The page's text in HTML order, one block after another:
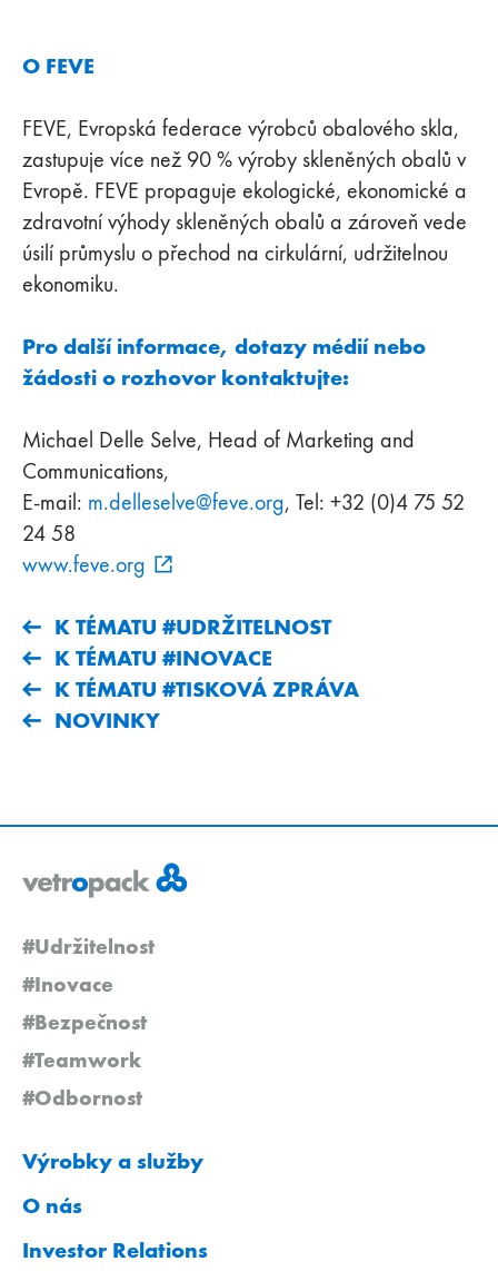
O FEVE
FEVE, Evropská federace výrobců obalového skla,
zastupuje více než 90 % výroby skleněných obalů v
Evropě. FEVE propaguje ekologické, ekonomické a
zdravotní výhody skleněných obalů a zároveň vede
úsilí průmyslu o přechod na cirkulární, udržitelnou
ekonomiku.
Pro další informace, dotazy médií nebo
žádosti o rozhovor kontaktujte:
Michael Delle Selve, Head of Marketing and
Communications,
E-mail: m.delleselve@feve.org, Tel: +32 (0)4 75 52
24 58
www.feve.org
K TÉMATU #UDRŽITELNOST
K TÉMATU #INOVACE
K TÉMATU #TISKOVÁ ZPRÁVA
NOVINKY
#Udržitelnost
#Inovace
#Bezpečnost
#Teamwork
#Odbornost
Výrobky a služby
O nás
Investor Relations